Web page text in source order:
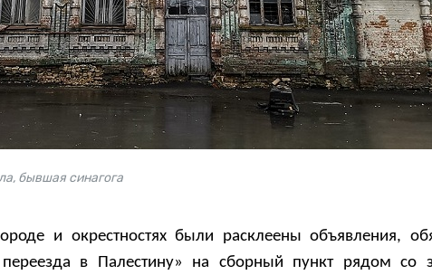
бывшая синагога
и окрестностях были расклеены объявления,
переезда в Палестину» на сборный пункт рядом со